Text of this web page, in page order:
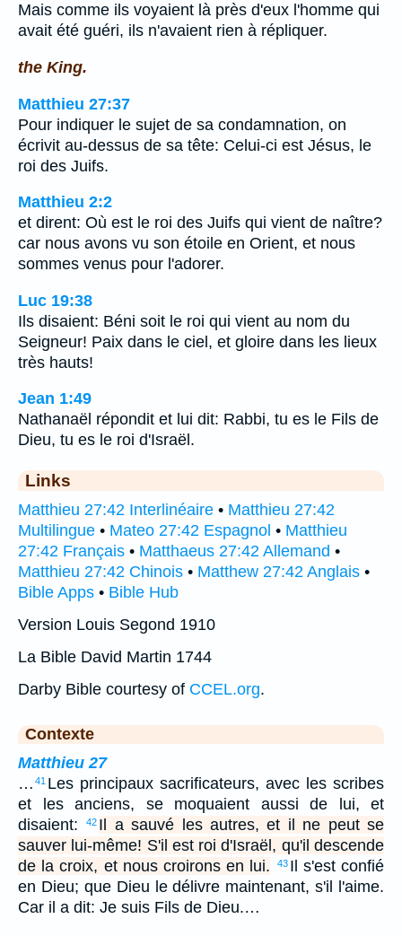
Mais comme ils voyaient là près d'eux l'homme qui
avait été guéri, ils n'avaient rien à répliquer.
the King.
Matthieu 27:37
Pour indiquer le sujet de sa condamnation, on
écrivit au-dessus de sa tête: Celui-ci est Jésus, le
roi des Juifs.
Matthieu 2:2
et dirent: Où est le roi des Juifs qui vient de naître?
car nous avons vu son étoile en Orient, et nous
sommes venus pour l'adorer.
Luc 19:38
Ils disaient: Béni soit le roi qui vient au nom du
Seigneur! Paix dans le ciel, et gloire dans les lieux
très hauts!
Jean 1:49
Nathanaël répondit et lui dit: Rabbi, tu es le Fils de
Dieu, tu es le roi d'Israël.
Links
Matthieu 27:42 Interlinéaire • Matthieu 27:42
Multilingue • Mateo 27:42 Espagnol • Matthieu
27:42 Français • Matthaeus 27:42 Allemand •
Matthieu 27:42 Chinois • Matthew 27:42 Anglais •
Bible Apps • Bible Hub
Version Louis Segond 1910
La Bible David Martin 1744
Darby Bible courtesy of CCEL.org.
Contexte
Matthieu 27
… 41 Les principaux sacrificateurs, avec les scribes
et les anciens, se moquaient aussi de lui, et
disaient:
42 Il a sauvé les autres, et il ne peut se
sauver lui-même! S'il est roi d'Israël, qu'il descende
de la croix, et nous croirons en lui.
43 Il s'est confié
en Dieu; que Dieu le délivre maintenant, s'il l'aime.
Car il a dit: Je suis Fils de Dieu.…